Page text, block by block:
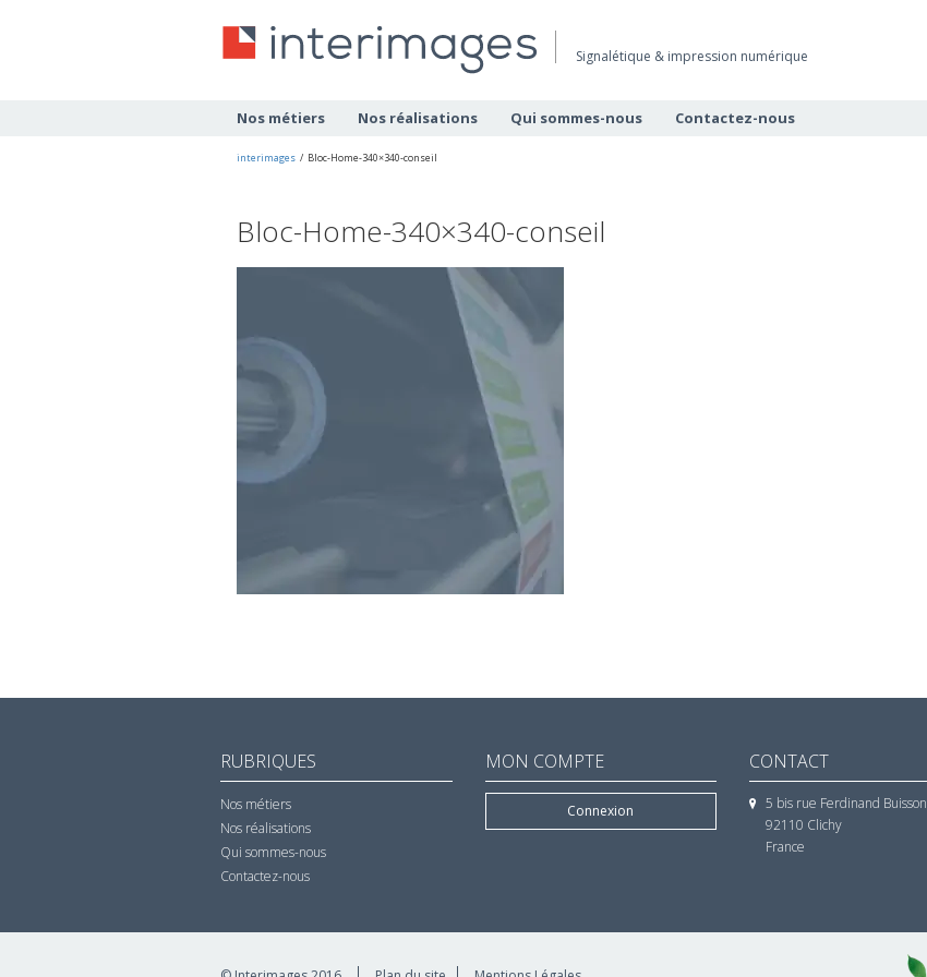
Signalétique & impression numérique
Nos métiers Nos réalisations Qui sommes-nous Contactez-nous
interimages / Bloc-Home-340×340-conseil
Bloc-Home-340×340-conseil
RUBRIQUES
Nos métiers
Nos réalisations
Qui sommes-nous
Contactez-nous
MON COMPTE
Connexion
CONTACT
5 bis rue Ferdinand Buisson
92110 Clichy
France